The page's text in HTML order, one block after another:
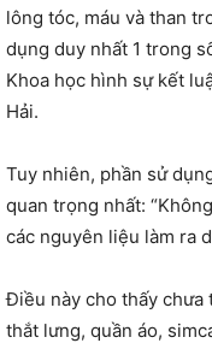
lông tóc, máu và than
dụng duy nhất 1 trong
Khoa học hình sự kết
Hải.
Tuy nhiên, phần sử
quan trọng nhất:
các nguyên liệu làm ra
Điều này cho thấy chưa
thắt lưng, quần áo,